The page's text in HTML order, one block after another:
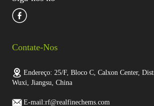
Contate-Nos
Endereço: 25/F, Bloco C, Calxon Center,
Wuxi, Jiangsu, China
E-mail:rf@realfinechems.com